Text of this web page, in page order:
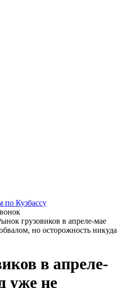
по Кузбассу
грузовиков в апреле-мае
но осторожность никуда
в апреле-
уже не